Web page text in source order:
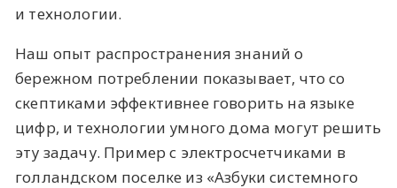
и технологии.
Наш опыт распространения знаний о
бережном потреблении показывает, что со
скептиками эффективнее говорить на языке
цифр, и технологии умного дома могут решить
эту задачу. Пример с электросчетчиками в
голландском поселке из «Азбуки системного